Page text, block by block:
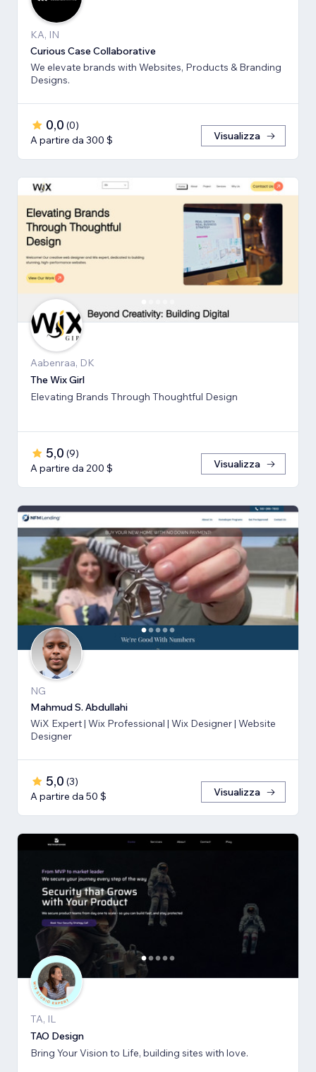
KA, IN
Curious Case Collaborative
We elevate brands with Websites, Products & Branding
Designs.
0,0 (0)
A partire da 300 $
Visualizza
Aabenraa, DK
The Wix Girl
Elevating Brands Through Thoughtful Design
5,0 (9)
A partire da 200 $
Visualizza
NG
Mahmud S. Abdullahi
WiX Expert | Wix Professional | Wix Designer | Website
Designer
5,0 (3)
A partire da 50 $
Visualizza
TA, IL
TAO Design
Bring Your Vision to Life, building sites with love.